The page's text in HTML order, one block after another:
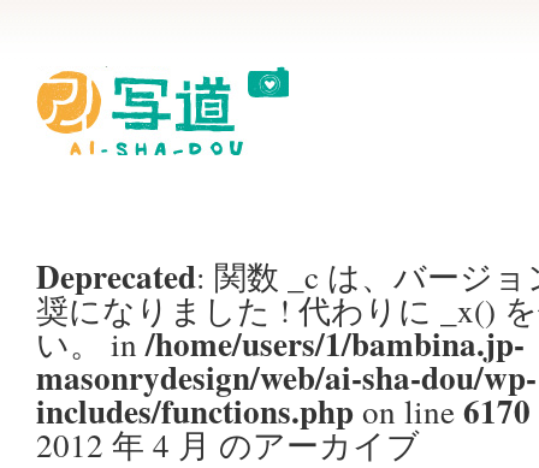
Deprecated: 関数 _c は、バージョ
奨になりました ! 代わりに _x()
い。 in/home/users/1/bambina.jp-
masonrydesign/web/ai-sha-dou/wp-
includes/functions.phpon line6170
2012 年 4 月 のアーカイブ